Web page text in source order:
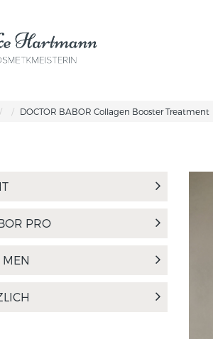
DOCTOR BABOR Collagen Booster Treatment
PRO
MEN